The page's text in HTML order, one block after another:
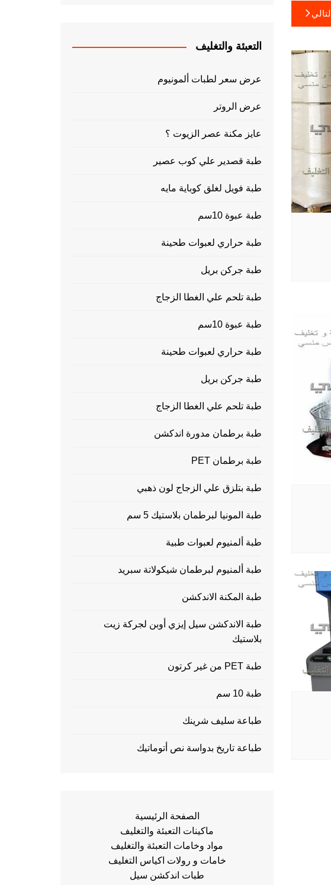
التعبئة والتغليف
عرض سعر لطبات ألمونيوم
عرض الروتر
عايز مكنة عصر الزيوت ؟
طبة قصدير علي كوب عصير
طبة فويل لغلق كوباية مايه
طبة عبوة 10سم
طبة حراري لعبوات طحينة
طبة جركن بريل
طبة تلحم علي الغطا الزجاج
طبة عبوة 10سم
طبة حراري لعبوات طحينة
طبة جركن بريل
طبة تلحم علي الغطا الزجاج
طبة برطمان مدورة اندكشن
طبة برطمان PET
طبة بتلزق علي الزجاج لون ذهبي
طبة المونيا لبرطمان بلاستيك 5 سم
طبة ألمنيوم لعبوات طبية
طبة ألمنيوم لبرطمان شيكولاتة سبريد
طبة المكنة الاندكشن
طبة الاندكشن سيل إيزي أوبن لجركة زيت
بلاستيك
طبة PET من غير كرتون
طبة 10 سم
طباعة سليف شرينك
طباعة تاريخ بدواسة نص أتوماتيك
الصفحة الرئيسية
ماكينات التعبئة والتغليف
مواد وخامات التعبئة والتغليف
خامات و رولات اكياس التغليف
طبات اندكشن سيل